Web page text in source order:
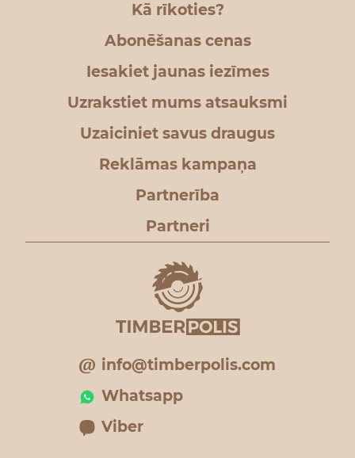
Kā rīkoties?
Abonēšanas cenas
Iesakiet jaunas iezīmes
Uzrakstiet mums atsauksmi
Uzaiciniet savus draugus
Reklāmas kampaņa
Partnerība
Partneri
info@timberpolis.com
Whatsapp
Viber